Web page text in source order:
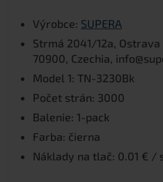
Výrobce: SUPERA
Strmá 2041/12a,
70900, Czechia,
Model 1: TN-3230Bk
Počet strán: 3000
Balenie: 1-pack
Farba: čierna
Náklady na tlač: 0.01 € /